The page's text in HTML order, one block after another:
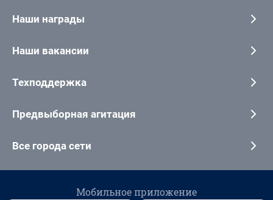
Наши награды
Наши вакансии
Техподдержка
Предвыборная агитация
Все города сети
Мобильное приложение